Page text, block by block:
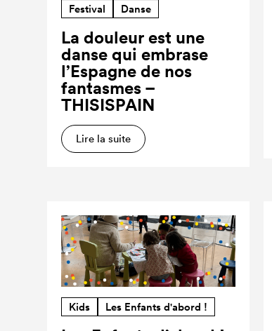
Festival Danse
La douleur est une
danse qui embrase
l’Espagne de nos
fantasmes –
THISISPAIN
Lire la suite
Kids Les Enfants d'abord !